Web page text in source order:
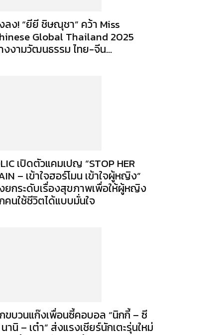
ลง! “ยียี ชิษณุชา” คว้า Miss
Global Thailand 2025
งงามวัฒนธรรม ไทย-จีน...
เปิดตัวแคมเปญ “STOP HER
– เข้าใจฮอร์โมน เข้าใจผู้หญิง”
ยกระดับเรื่องสุขภาพเพื่อให้ผู้หญิง
คนใช้ชีวิตได้แบบมั่นใจ
ขบวนแก๊งเพื่อนซี้คอบอล “นิกกี้ – ซี
านิ – เต๋า” ส่งแรงเชียร์นักเตะรุ่นใหม่